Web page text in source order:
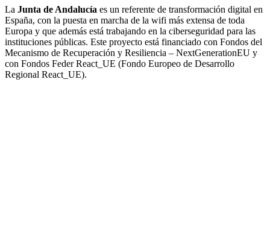
La Junta de Andalucía es un referente de transformación digital en
España, con la puesta en marcha de la wifi más extensa de toda
Europa y que además está trabajando en la ciberseguridad para las
instituciones públicas. Este proyecto está financiado con Fondos del
Mecanismo de Recuperación y Resiliencia – NextGenerationEU y
con Fondos Feder React_UE (Fondo Europeo de Desarrollo
Regional React_UE).